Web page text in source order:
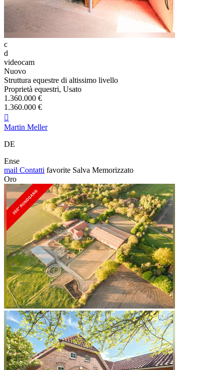
c
d
videocam
Nuovo
Struttura equestre di altissimo livello
Proprietà equestri, Usato
1.360.000 €
1.360.000 €

Martin Meller
DE
Ense
mail Contatti favorite Salva Memorizzato
Oro